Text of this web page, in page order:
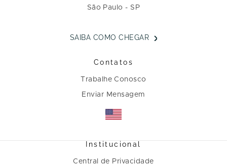
São Paulo - SP
SAIBA COMO CHEGAR
Contatos
Trabalhe Conosco
Enviar Mensagem
Institucional
Central de Privacidade